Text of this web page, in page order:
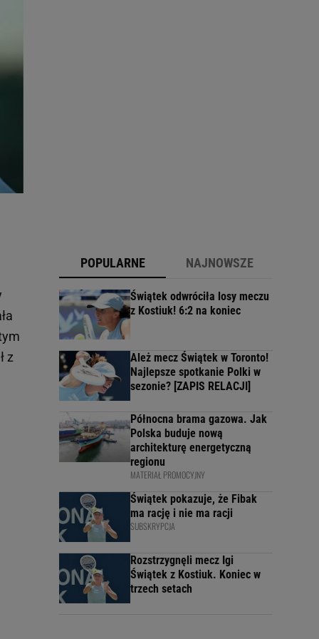
z
POPULARNE NAJNOWSZE
Świątek odwróciła losy meczu
z Kostiuk! 6:2 na koniec
Ależ mecz Świątek w Toronto!
Najlepsze spotkanie Polki w
sezonie? [ZAPIS RELACJI]
Północna brama gazowa. Jak
Polska buduje nową
architekturę energetyczną
regionu
MATERIAŁ PROMOCYJNY
Świątek pokazuje, że Fibak
ma rację i nie ma racji
SUBSKRYPCJA
Rozstrzygnęli mecz Igi
Świątek z Kostiuk. Koniec w
trzech setach